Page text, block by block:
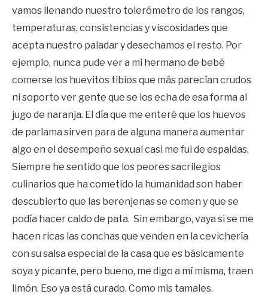
vamos llenando nuestro tolerómetro de los rangos,
temperaturas, consistencias y viscosidades que
acepta nuestro paladar y desechamos el resto. Por
ejemplo, nunca pude ver a mi hermano de bebé
comerse los huevitos tibios que más parecían crudos
ni soporto ver gente que se los echa de esa forma al
jugo de naranja. El día que me enteré que los huevos
de parlama sirven para de alguna manera aumentar
algo en el desempeño sexual casi me fui de espaldas.
Siempre he sentido que los peores sacrilegios
culinarios que ha cometido la humanidad son haber
descubierto que las berenjenas se comen y que se
podía hacer caldo de pata. Sin embargo, vaya si se me
hacen ricas las conchas que venden en la cevichería
con su salsa especial de la casa que es básicamente
soya y picante, pero bueno, me digo a mí misma, traen
limón. Eso ya está curado. Como mis tamales.